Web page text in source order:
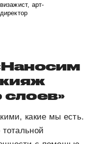
визажист, арт-
директор
слоев»
какие мы есть.